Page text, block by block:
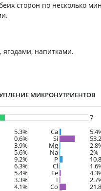
сторон по несколько
ягодами, напитками.
МИКРОНУТРИЕНТОВ
7
5.3%
0.6%
3.9%
5.6%
9.2%
6.3%
5.4%
3.3%
4.1%
Ca
Si
Mg
Na 2%
P
Cl
Fe
I
Co